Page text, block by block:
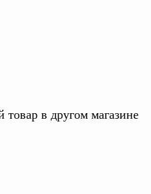
в другом магазине